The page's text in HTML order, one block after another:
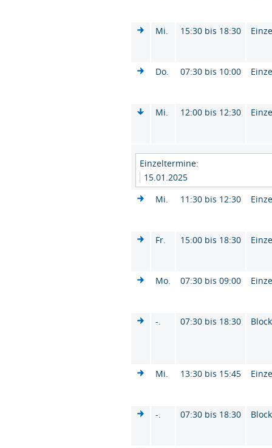
Mi. 15:30 bis 18:30
Do. 07:30 bis 10:00
Mi. 12:00 bis 12:30
Einzeltermine:
15.01.2025
Mi.
11:30 bis 12:30
Fr. 15:00 bis 18:30
Mo. 07:30 bis 09:00
-. 07:30 bis 18:30 Block
Mi. 13:30 bis 15:45
-. 07:30 bis 18:30 Block